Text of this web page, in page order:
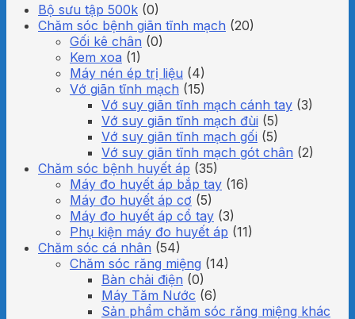
Bộ sưu tập 500k (0)
Chăm sóc bệnh giãn tĩnh mạch (20)
Gối kê chân (0)
Kem xoa (1)
Máy nén ép trị liệu (4)
Vớ giãn tĩnh mạch (15)
Vớ suy giãn tĩnh mạch cánh tay (3)
Vớ suy giãn tĩnh mạch đùi (5)
Vớ suy giãn tĩnh mạch gối (5)
Vớ suy giãn tĩnh mạch gót chân (2)
Chăm sóc bệnh huyết áp (35)
Máy đo huyết áp bắp tay (16)
Máy đo huyết áp cơ (5)
Máy đo huyết áp cổ tay (3)
Phụ kiện máy đo huyết áp (11)
Chăm sóc cá nhân (54)
Chăm sóc răng miệng (14)
Bàn chải điện (0)
Máy Tăm Nước (6)
Sản phẩm chăm sóc răng miệng khác